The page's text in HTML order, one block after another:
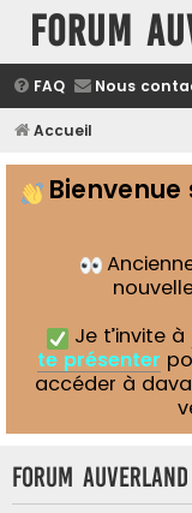
Forum
FAQ Nous
Accueil
Je t’invite à
te présenter
accéder à
Forum